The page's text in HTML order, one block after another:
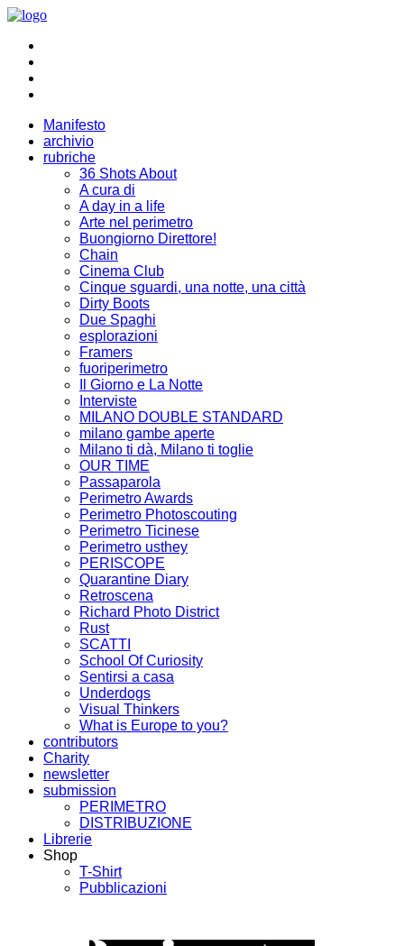
Manifesto
archivio
rubriche
36 Shots About
A cura di
A day in a life
Arte nel perimetro
Buongiorno Direttore!
Chain
Cinema Club
Cinque sguardi, una notte, una città
Dirty Boots
Due Spaghi
esplorazioni
Framers
fuoriperimetro
Il Giorno e La Notte
Interviste
MILANO DOUBLE STANDARD
milano gambe aperte
Milano ti dà, Milano ti toglie
OUR TIME
Passaparola
Perimetro Awards
Perimetro Photoscouting
Perimetro Ticinese
Perimetro usthey
PERISCOPE
Quarantine Diary
Retroscena
Richard Photo District
Rust
SCATTI
School Of Curiosity
Sentirsi a casa
Underdogs
Visual Thinkers
What is Europe to you?
contributors
Charity
newsletter
submission
PERIMETRO
DISTRIBUZIONE
Librerie
Shop
T-Shirt
Pubblicazioni